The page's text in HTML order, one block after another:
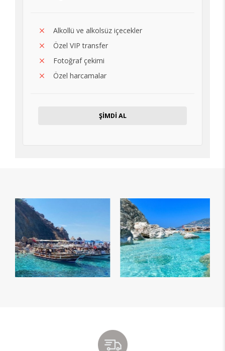
Alkollü ve alkolsüz içecekler
Özel VIP transfer
Fotoğraf çekimi
Özel harcamalar
ŞİMDİ AL